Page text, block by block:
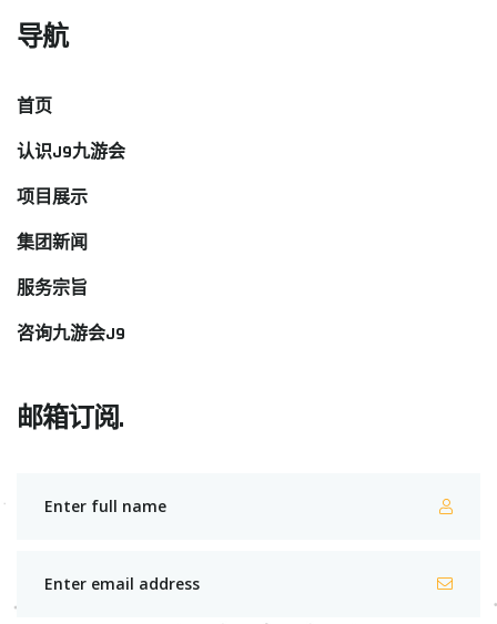
导航
首页
认识J9九游会
项目展示
集团新闻
服务宗旨
咨询九游会J9
邮箱订阅.